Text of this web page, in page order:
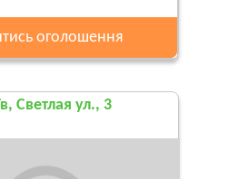
оголошення
Светлая ул., 3